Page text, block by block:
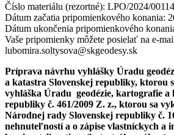
Číslo materiálu (rezortné): LPO/2024/
Dátum začatia pripomienkového konania:
Dátum ukončenia pripomienkového
Vaše pripomienky môžete posielať na e-
lubomira.soltysova@skgeodesy.sk
Príprava návrhu vyhlášky Úradu
a katastra Slovenskej republiky, ktorou
vyhláška Úradu geodézie, kartografie a
republiky č. 461/2009 Z. z., ktorou sa
Národnej rady Slovenskej republiky č.
nehnuteľností a o zápise vlastníckych a